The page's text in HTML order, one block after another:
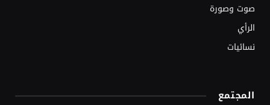
صوت وصورة
الرأي
نسائيات
المجتمع